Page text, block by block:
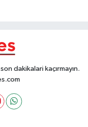
dakikalari kaçırmayın.